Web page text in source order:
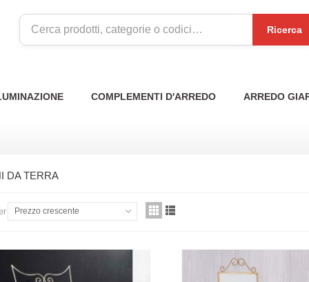
Ricerca
COMPLEMENTI D'ARREDO ARREDO
DA TERRA
Prezzo crescente